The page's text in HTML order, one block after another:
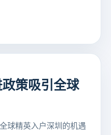
策吸引全球
球精英入户深圳的机遇